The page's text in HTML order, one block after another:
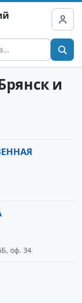
и
оф. 34